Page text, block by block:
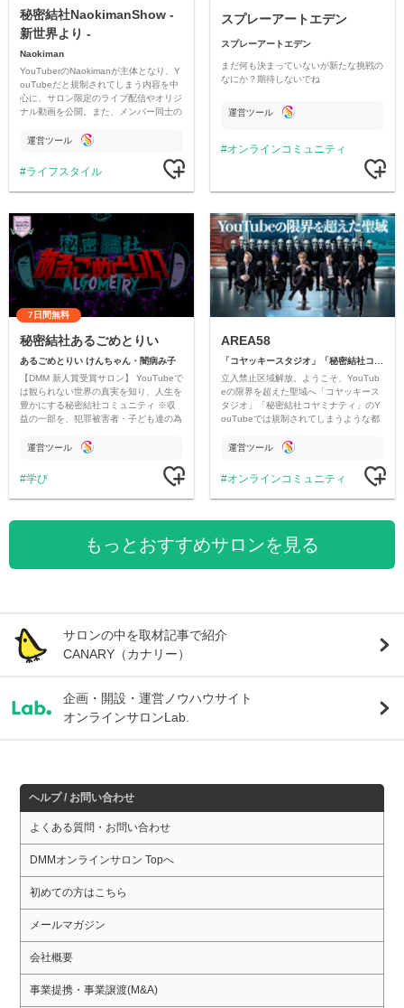
秘密結社NaokimanShow -
新世界より -
Naokiman
YouTuberのNaokimanが主体となり、Y
ouTubeだと規制されてしまう内容を中
心に、サロン限定のライブ配信やオリジ
ナル動画を公開。また、メンバー同士の
ただいています。
運営ツール
ライフスタイル
スプレーアートエデン
スプレーアートエデン
まだ何も決まっていないが新たな挑戦の
なにか？期待しないでね
運営ツール
オンラインコミュニティ
7日間無料
秘密結社あるごめとりい
あるごめとりい けんちゃん・闇病み子
【DMM 新人賞受賞サロン】 YouTubeで
は観られない世界の真実を知り、人生を
豊かにする秘密結社コミュニティ ※収
益の一部を、犯罪被害者・子ども達の為
す運営ツール
学び
AREA58
立入禁止区域解放。ようこそ、YouTub
eの限界を超えた聖域へ「コヤッキース
タジオ」「秘密結社コヤミナティ」のY
ouTubeでは規制されてしまうような都
公開。
運営ツール
オンラインコミュニティ
もっとおすすめサロンを見る
サロンの中を取材記事で紹介
CANARY（カナリー）
企画・開設・運営ノウハウサイト
オンラインサロンLab.
ヘルプ / お問い合わせ
よくある質問・お問い合わせ
DMMオンラインサロン Topへ
初めての方はこちら
メールマガジン
会社概要
事業提携・事業譲渡(M&A)